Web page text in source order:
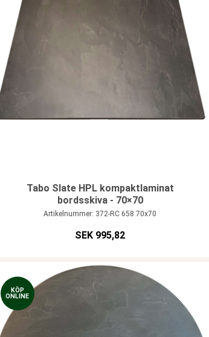
Tabo Slate HPL kompaktlaminat
bordsskiva - 70×70
Artikelnummer: 372-RC 658 70x70
SEK 995,82
KÖP
ONLINE